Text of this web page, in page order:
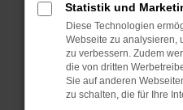
Betriebssystem auf
sind.
Veraltete Software
Sicherheitsrisiko,
führen, dass
unterstützt werden.
Statistik und
Diese Technologien
Webseite zu analysieren,
zu verbessern. Zudem
die von dritten
Sie auf anderen
zu schalten, die für Ihre